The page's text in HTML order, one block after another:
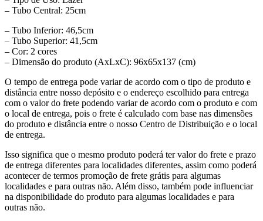
– Tubo Central: 25cm
– Tubo Inferior: 46,5cm
– Tubo Superior: 41,5cm
– Cor: 2 cores
– Dimensão do produto (AxLxC): 96x65x137 (cm)
O tempo de entrega pode variar de acordo com o tipo de produto e
distância entre nosso depósito e o endereço escolhido para entrega
com o valor do frete podendo variar de acordo com o produto e com
o local de entrega, pois o frete é calculado com base nas dimensões
do produto e distância entre o nosso Centro de Distribuição e o local
de entrega.
Isso significa que o mesmo produto poderá ter valor do frete e prazo
de entrega diferentes para localidades diferentes, assim como poderá
acontecer de termos promoção de frete grátis para algumas
localidades e para outras não. Além disso, também pode influenciar
na disponibilidade do produto para algumas localidades e para
outras não.